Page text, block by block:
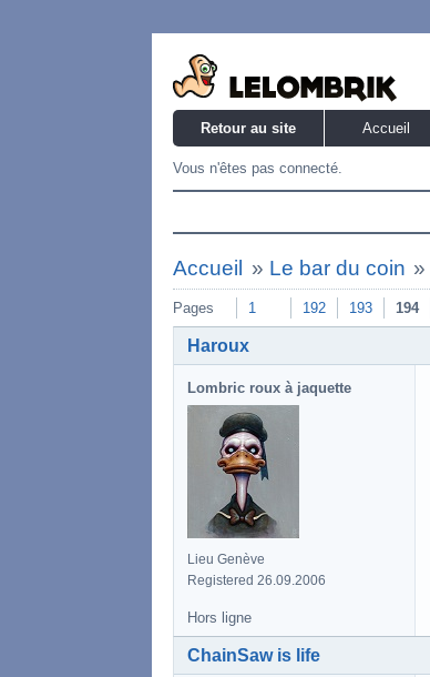
Retour au site Accueil
Vous n'êtes pas connecté.
Accueil » Le bar du coin
Pages 1 192 193 194
Haroux
Lombric roux à jaquette
Lieu Genève
Registered 26.09.2006
Hors ligne
ChainSaw is life